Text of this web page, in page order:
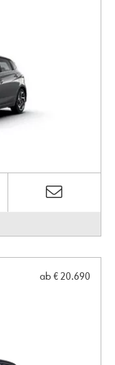
ab € 20.690